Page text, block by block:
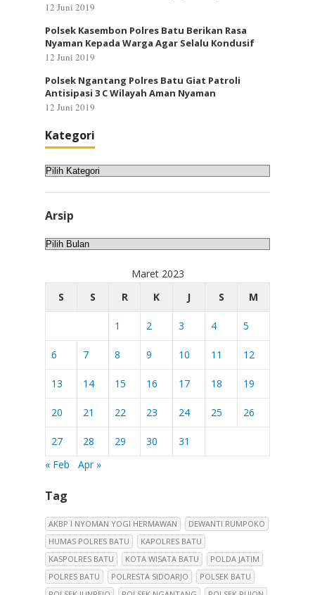
12 Juni 2019
Polsek Kasembon Polres Batu Berikan Rasa
Nyaman Kepada Warga Agar Selalu Kondusif
12 Juni 2019
Polsek Ngantang Polres Batu Giat Patroli
Antisipasi 3 C Wilayah Aman Nyaman
12 Juni 2019
Kategori
Kategori
Arsip
Arsip
Maret 2023
S
S R K J S M
1 2 3 4 5
6 7 8 9 10 11 12
13 14 15 16 17 18 19
20 21 22 23 24 25 26
27 28 29 30
31
« Feb
Apr »
Tag
AKBP I NYOMAN YOGI HERMAWAN
DEWANTI RUMPOKO
HUMAS POLRES BATU
KAPOLRES BATU
KASPOLRES BATU
KOTA WISATA BATU
POLDA JATIM
POLRES BATU
POLRESTA SIDOARJO
POLSEK BATU